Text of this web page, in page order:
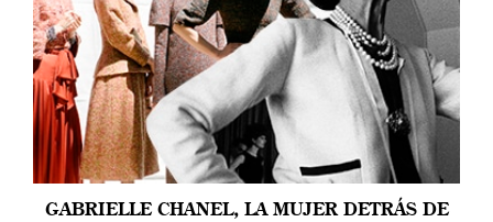
GABRIELLE CHANEL, LA MUJER DETRÁS DE